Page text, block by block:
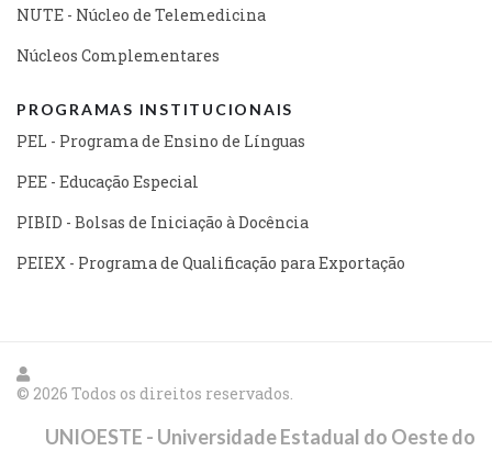
NUTE - Núcleo de Telemedicina
Núcleos Complementares
PROGRAMAS INSTITUCIONAIS
PEL - Programa de Ensino de Línguas
PEE - Educação Especial
PIBID - Bolsas de Iniciação à Docência
PEIEX - Programa de Qualificação para Exportação
© 2026 Todos os direitos reservados.
UNIOESTE - Universidade Estadual do Oeste do